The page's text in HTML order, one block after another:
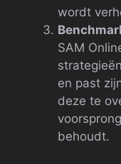
wordt
SAM
en past
deze te
behoudt.